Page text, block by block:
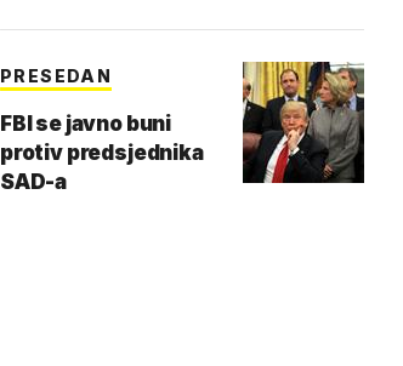
PRESEDAN
FBI se javno buni
protiv predsjednika
SAD-a